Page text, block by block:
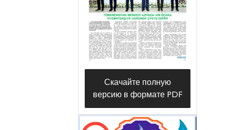
Скачайте полную
версию в формате PDF